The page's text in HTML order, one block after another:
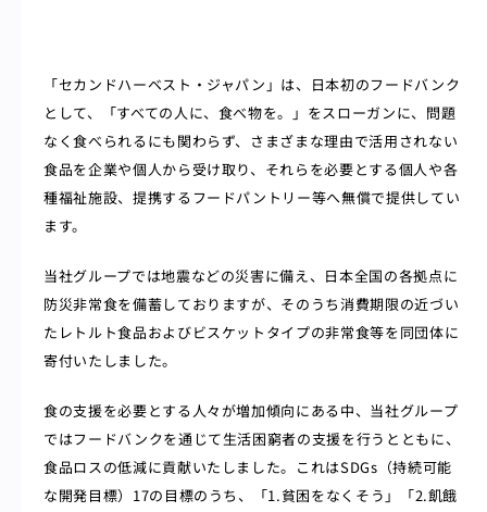
「セカンドハーベスト・ジャパン」は、日本初のフードバンク
として、「すべての人に、食べ物を。」をスローガンに、問題
なく食べられるにも関わらず、さまざまな理由で活用されない
食品を企業や個人から受け取り、それらを必要とする個人や各
種福祉施設、提携するフードパントリー等へ無償で提供してい
ます。
当社グループでは地震などの災害に備え、日本全国の各拠点に
防災非常食を備蓄しておりますが、そのうち消費期限の近づい
たレトルト食品およびビスケットタイプの非常食等を同団体に
寄付いたしました。
食の支援を必要とする人々が増加傾向にある中、当社グループ
ではフードバンクを通じて生活困窮者の支援を行うとともに、
食品ロスの低減に貢献いたしました。これはSDGs（持続可能
な開発目標）17の目標のうち、「1.貧困をなくそう」「2.飢餓